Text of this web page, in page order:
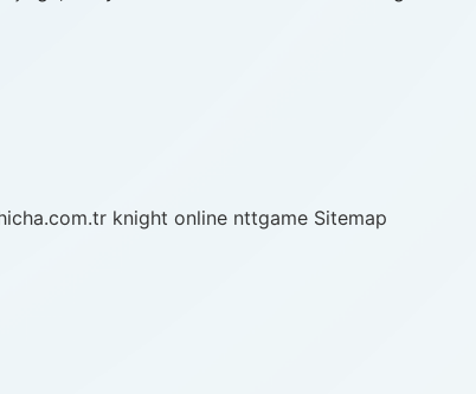
knight online nttgame Sitemap